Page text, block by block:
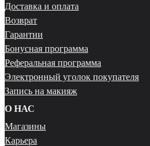
Доставка и оплата
Возврат
Гарантии
Бонусная программа
Реферальная программа
Электронный уголок покупателя
Запись на макияж
О НАС
Магазины
Карьера